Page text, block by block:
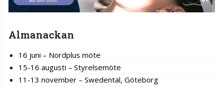
Almanackan
16 juni – Nordplus möte
15-16 augusti – Styrelsemöte
11-13 november – Swedental, Göteborg